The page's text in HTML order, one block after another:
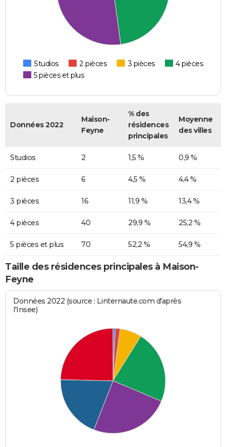
Studios 2 pièces 3 pièces
4 pièces
5 pièces et plus
Données 2022
Maison-
Feyne
% des
résidences
principales
Moyenne
des villes
Studios 2 1,5 % 0,9 %
2 pièces 6 4,5 % 4,4 %
3 pièces 16 11,9 % 13,4 %
4 pièces 40 29,9 % 25,2 %
5 pièces et plus 70 52,2 % 54,9 %
Taille des résidences principales à Maison-
Feyne
Données 2022 (source : Linternaute.com d'après
l'Insee)